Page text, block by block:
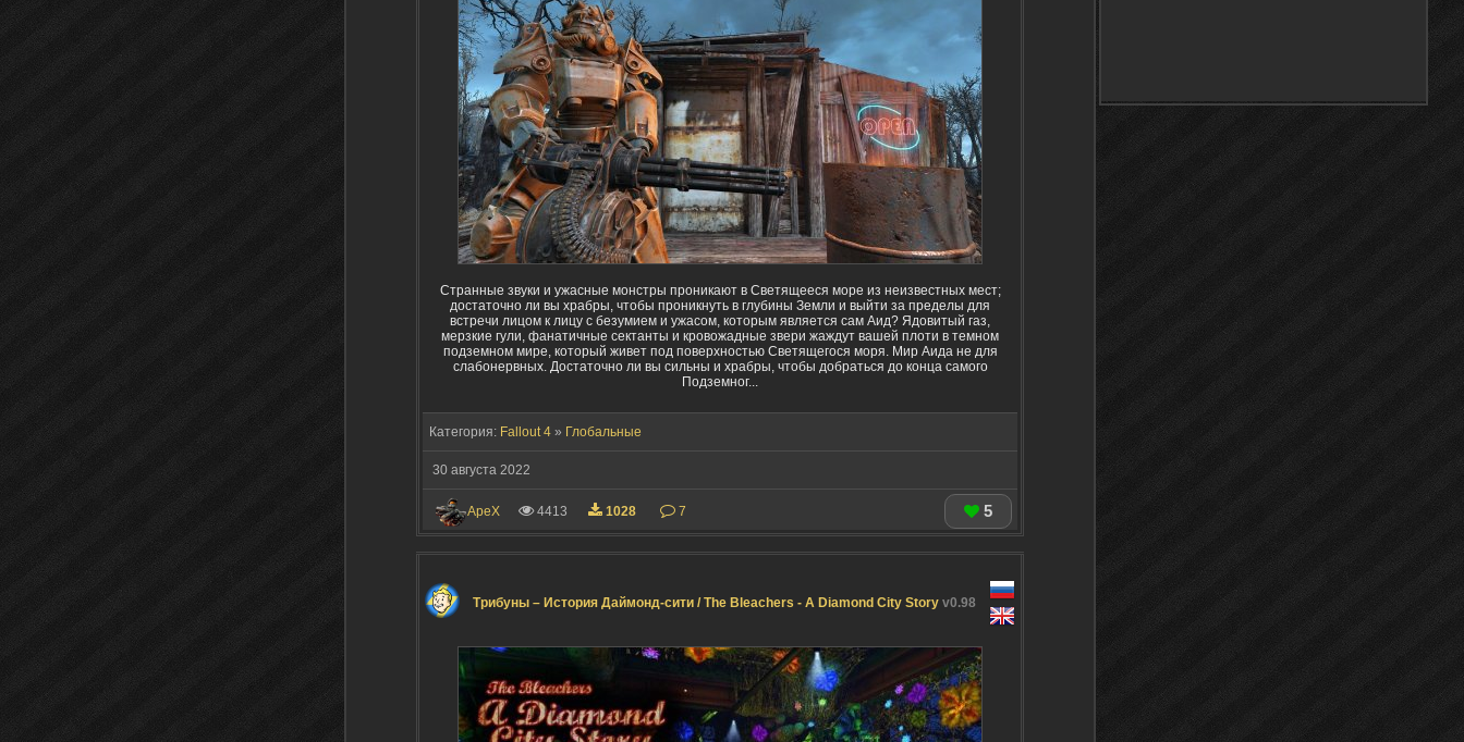
Странные звуки и ужасные монстры проникают в Светящееся море из неизвестных мест;
достаточно ли вы храбры, чтобы проникнуть в глубины Земли и выйти за пределы для
встречи лицом к лицу с безумием и ужасом, которым является сам Аид? Ядовитый газ,
мерзкие гули, фанатичные сектанты и кровожадные звери жаждут вашей плоти в темном
подземном мире, который живет под поверхностью Светящегося моря. Мир Аида не для
слабонервных. Достаточно ли вы сильны и храбры, чтобы добраться до конца самого
Подземног...
Категория: Fallout 4 » Глобальные
30 августа 2022
ApeX 4413 1028 7 5
Трибуны – История Даймонд-сити / The Bleachers - A Diamond City Story v0.98